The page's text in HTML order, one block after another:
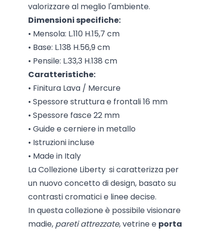
valorizzare al meglio l'ambiente.
Dimensioni specifiche:
• Mensola: L.110 H.15,7 cm
• Base: L.138 H.56,9 cm
• Pensile: L.33,3 H.138 cm
Caratteristiche:
• Finitura Lava / Mercure
• Spessore struttura e frontali 16 mm
• Spessore fasce 22 mm
• Guide e cerniere in metallo
• Istruzioni incluse
• Made in Italy
LaCollezione Liberty si caratterizza per
un nuovo concetto di design, basato su
contrasti cromatici e linee decise.
In questa collezione è possibile visionare
madie, pareti attrezzate, vetrine e porta